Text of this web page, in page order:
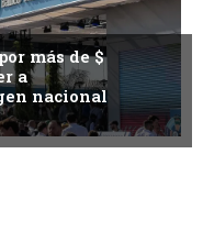
más de $
a
nacional